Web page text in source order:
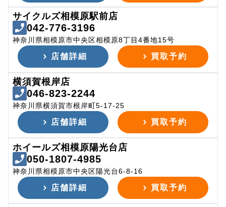
サイクルズ相模原駅前店
042-776-3196
神奈川県相模原市中央区相模原8丁目4番地15号
店舗詳細 買取予約
横須賀根岸店
046-823-2244
神奈川県横須賀市根岸町5-17-25
店舗詳細 買取予約
ホイールズ相模原陽光台店
050-1807-4985
神奈川県相模原市中央区陽光台6-8-16
店舗詳細 買取予約